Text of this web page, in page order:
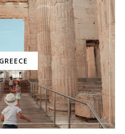
GREECE